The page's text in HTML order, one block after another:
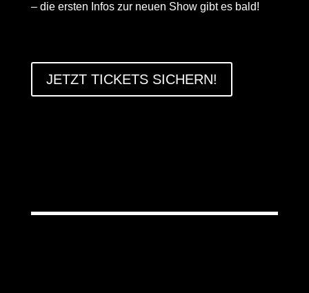
– die ersten Infos zur neuen Show gibt es bald!
JETZT TICKETS SICHERN!